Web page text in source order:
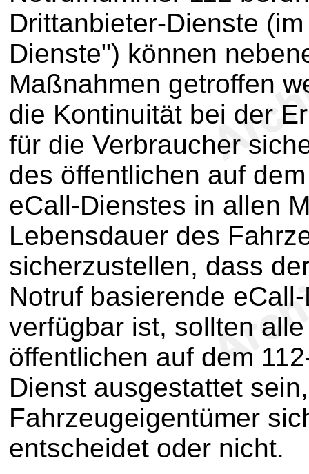
Drittanbieter-Dienste
Dienste") können
Maßnahmen getroffen
die Kontinuität bei der
für die Verbraucher
des öffentlichen auf
eCall-Dienstes in allen
Lebensdauer des
sicherzustellen, dass
Notruf basierende
verfügbar ist, sollten
öffentlichen auf dem
Dienst ausgestattet
Fahrzeugeigentümer
entscheidet oder nicht.